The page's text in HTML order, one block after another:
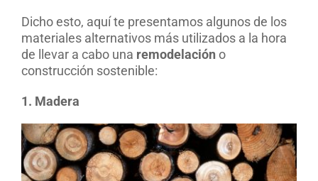
Dicho esto, aquí te presentamos algunos de los
materiales alternativos más utilizados a la hora
de llevar a cabo una remodelacióno
construcción sostenible:
1. Madera